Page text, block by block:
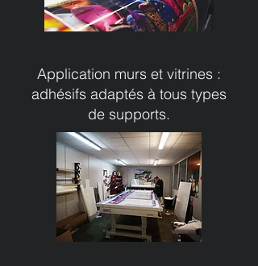
Application murs et vitrines :
adhésifs adaptés à tous types
de supports.